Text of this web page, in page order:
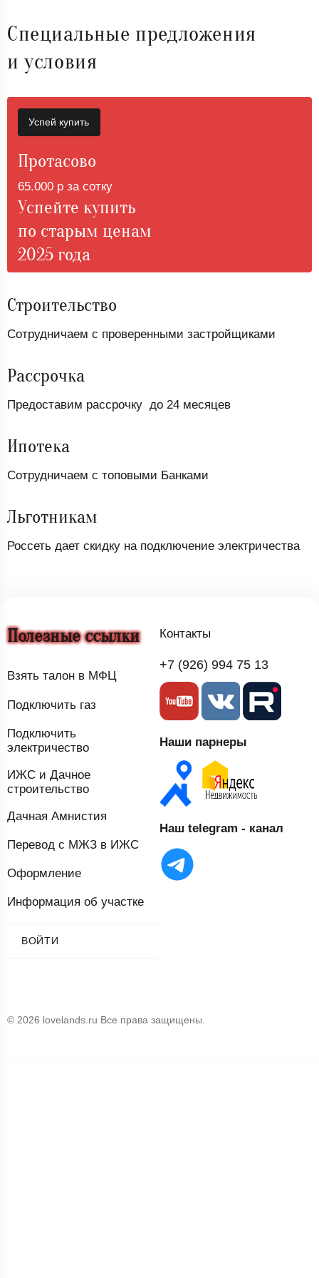
Специальные предложения
и условия
Успей купить
Протасово
65.000 р за сотку
Успейте купить
по старым ценам
2025 года
Строительство
Сотрудничаем с проверенными застройщиками
Рассрочка
Предоставим рассрочку до 24 месяцев
Ипотека
Сотрудничаем с топовыми Банками
Льготникам
Россеть дает скидку на подключение электричества
Полезные ссылки
Взять талон в МФЦ
Подключить газ
Подключить
электричество
ИЖС и Дачное
строительство
Дачная Амнистия
Перевод с МЖЗ в ИЖС
Оформление
Информация об участке
ВОЙТИ
Контакты
+7 (926) 994 75 13
Наши парнеры
Наш telegram - канал
© 2026 lovelands.ru Все права защищены.